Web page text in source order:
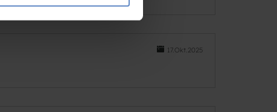
17.Okt.2025